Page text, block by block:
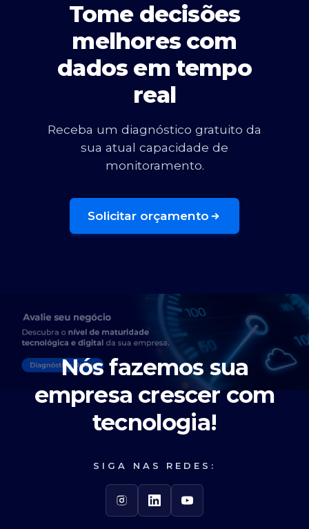
Tome decisões
melhores com
dados em tempo
real
Receba um diagnóstico gratuito da
sua atual capacidade de
monitoramento.
Solicitar orçamento
Nós fazemos sua
empresa crescer com
tecnologia!
SIGA NAS REDES: